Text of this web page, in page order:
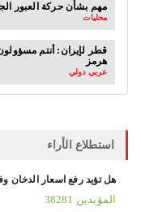
مهم بشأن حركة العبور
محليات
قطر لإيران: أنتم
هرمز
عربي دولي
استطلاع الأراء
هل تؤيد رفع اسعار الدخان
38281 المؤيدين